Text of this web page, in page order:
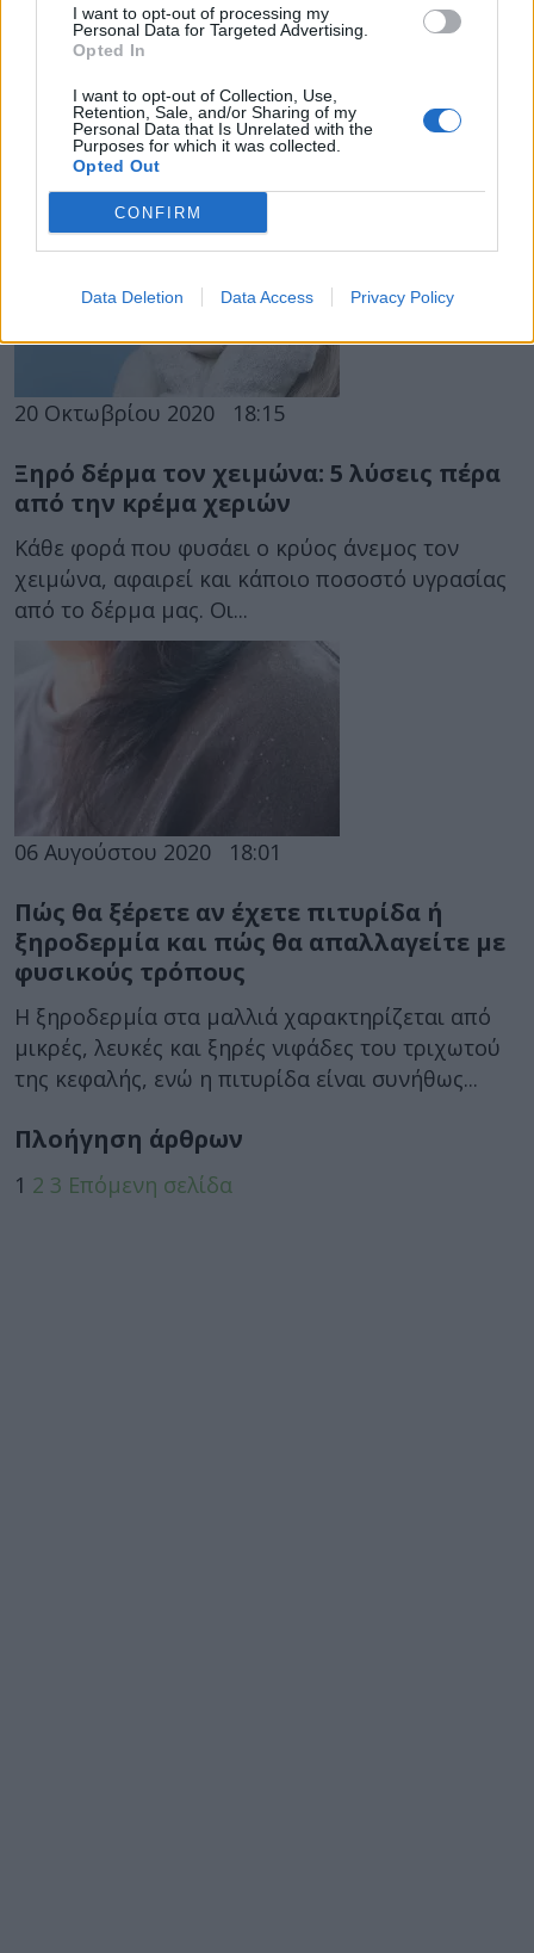
I want to opt-out of processing my
Personal Data for Targeted Advertising.
Opted In
I want to opt-out of Collection, Use,
Retention, Sale, and/or Sharing of my
Personal Data that Is Unrelated with the
Purposes for which it was collected.
Opted Out
CONFIRM
Data Deletion Data Access Privacy Policy
Κλιμακτήριος: 11 συμβουλές για να
διατηρήσετε νεανικό το δέρμα σας
Συμβουλές για τη φροντίδα και τον τρόπο ζωής
που θα σας βοηθήσουν να καταπολεμήσετε την
ξηροδερμία, τον κνησμό, τις...
20 Οκτωβρίου 2020 18:15
Ξηρό δέρμα τον χειμώνα: 5 λύσεις πέρα
από την κρέμα χεριών
Κάθε φορά που φυσάει ο κρύος άνεμος τον
χειμώνα, αφαιρεί και κάποιο ποσοστό υγρασίας
από το δέρμα μας. Οι...
06 Αυγούστου 2020 18:01
Πώς θα ξέρετε αν έχετε πιτυρίδα ή
ξηροδερμία και πώς θα απαλλαγείτε με
φυσικούς τρόπους
Η ξηροδερμία στα μαλλιά χαρακτηρίζεται από
μικρές, λευκές και ξηρές νιφάδες του τριχωτού
της κεφαλής, ενώ η πιτυρίδα είναι συνήθως...
Πλοήγηση άρθρων
1 2 3 Επόμενη σελίδα